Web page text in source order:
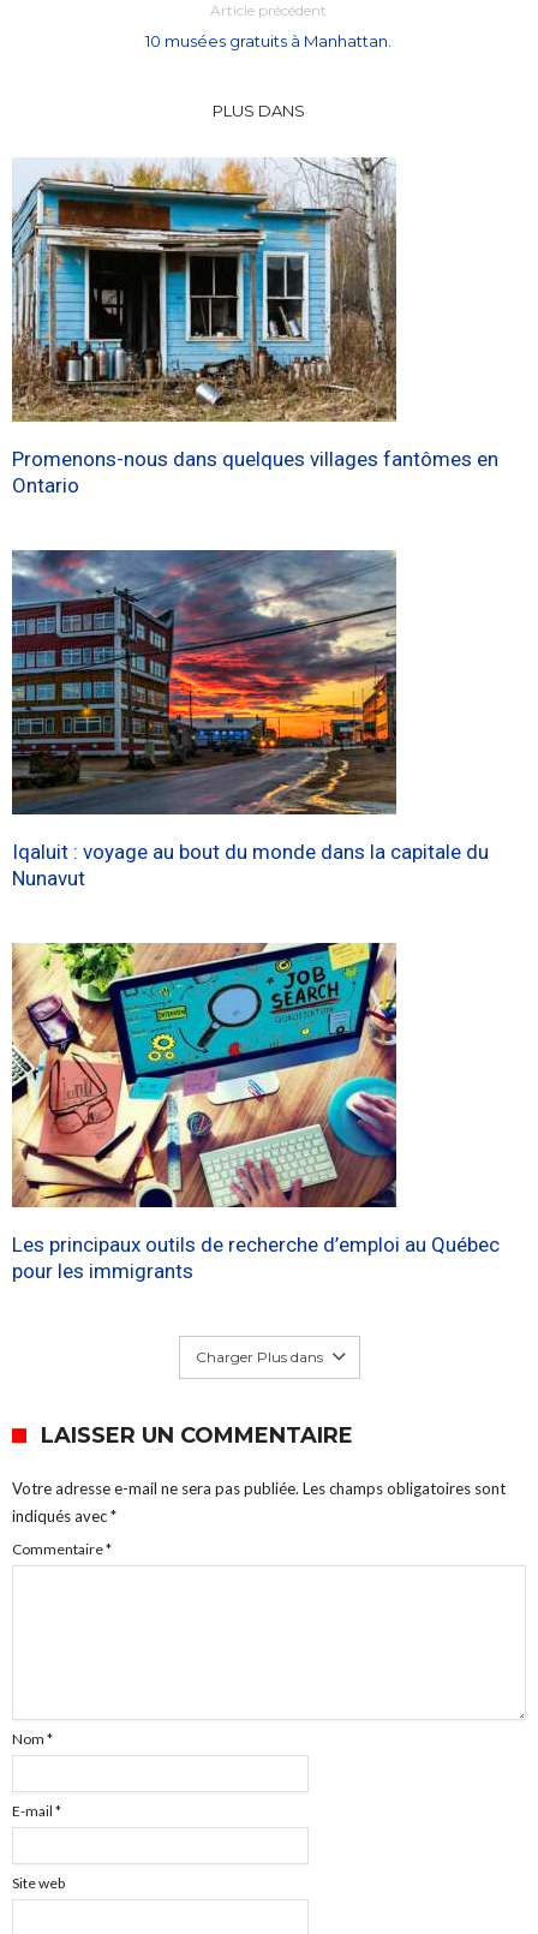
Article précédent
10 musées gratuits à Manhattan.
PLUS DANS
Promenons-nous dans quelques villages fantômes en
Ontario
Iqaluit : voyage au bout du monde dans la capitale du
Nunavut
Les principaux outils de recherche d’emploi au Québec
pour les immigrants
Charger Plus dans
LAISSER UN COMMENTAIRE
Votre adresse e-mail ne sera pas publiée. Les champs obligatoires sont
indiqués avec*
Commentaire*
Nom *
E-mail *
Site web